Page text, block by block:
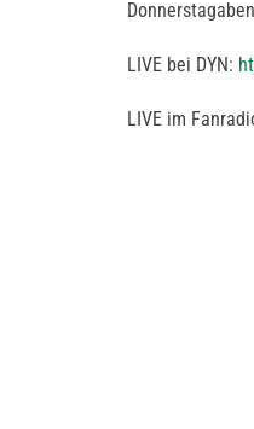
LIVE bei DYN:
LIVE im